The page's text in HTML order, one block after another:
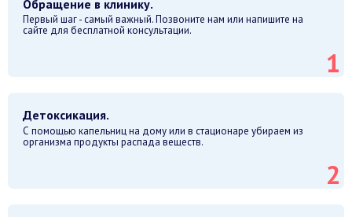
Обращение в клинику.
Первый шаг - самый важный. Позвоните нам или напишите на
сайте для бесплатной консультации.
Детоксикация.
С помощью капельниц на дому или в стационаре убираем из
организма продукты распада веществ.